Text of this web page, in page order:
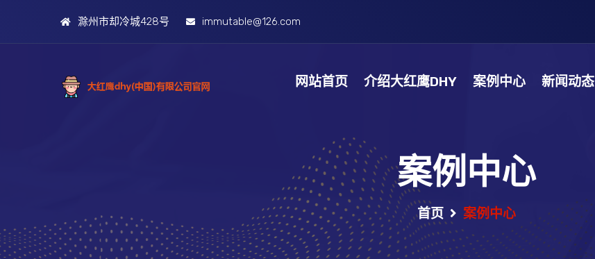
滁州市却冷城428号 immutable@126.com
网站首页 介绍大红鹰DHY 案例中心 新闻动态
案例中心
首页 案例中心